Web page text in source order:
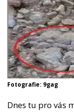
Fotografie: 9gag
Dnes tu pro vás